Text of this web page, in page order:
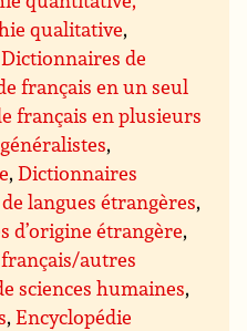
qualitative,
Dictionnaires de
français en un seul
français en plusieurs
,
,Dictionnaires
langues étrangères,
d’origine étrangère,
autres
sciences humaines,
,Encyclopédie